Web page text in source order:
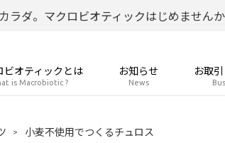
ラダ。マクロビオティックはじめません
ビオティックとは
is Macrobiotic ?
お知らせ
News
お取
小麦不使用でつくるチュロス